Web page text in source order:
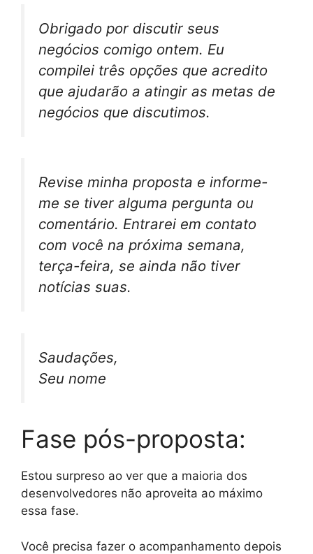
Obrigado por discutir seus
negócios comigo ontem. Eu
compilei três opções que acredito
que ajudarão a atingir as metas de
negócios que discutimos.
Revise minha proposta e informe-
me se tiver alguma pergunta ou
comentário. Entrarei em contato
com você na próxima semana,
terça-feira, se ainda não tiver
notícias suas.
Saudações,
Seu nome
Fase pós-proposta:
Estou surpreso ao ver que a maioria dos
desenvolvedores não aproveita ao máximo
essa fase.
Você precisa fazer o acompanhamento depois